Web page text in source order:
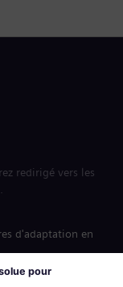
redirigé vers les
d'adaptation en
conditions